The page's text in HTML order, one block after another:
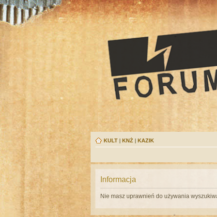
KULT | KNŻ | KAZIK
Informacja
Nie masz uprawnień do używania